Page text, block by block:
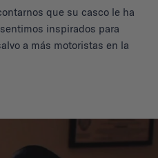
que su casco le ha
inspirados para
a más motoristas en la